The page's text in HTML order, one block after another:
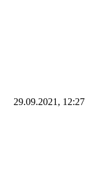
29.09.2021, 12:27